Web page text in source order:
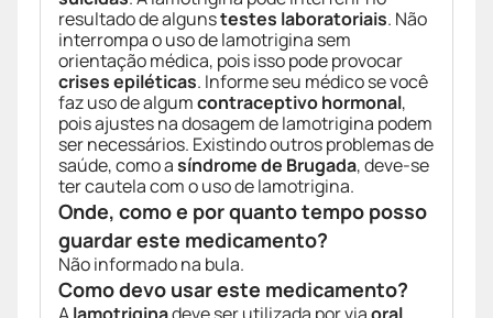
resultado de algunstestes laboratoriais. Não
interrompa o uso de lamotrigina sem
orientação médica, pois isso pode provocar
crises epiléticas. Informe seu médico se você
faz uso de algumcontraceptivo hormonal,
pois ajustes na dosagem de lamotrigina podem
ser necessários. Existindo outros problemas de
saúde, como asíndrome de Brugada, deve-se
ter cautela com o uso de lamotrigina.
Onde, como e por quanto tempo posso
guardar este medicamento?
Não informado na bula.
Como devo usar este medicamento?